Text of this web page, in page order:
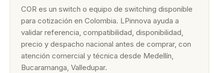
COR es un switch o equipo de switching disponible
para cotización en Colombia. LPinnova ayuda a
validar referencia, compatibilidad, disponibilidad,
precio y despacho nacional antes de comprar, con
atención comercial y técnica desde Medellín,
Bucaramanga, Valledupar.